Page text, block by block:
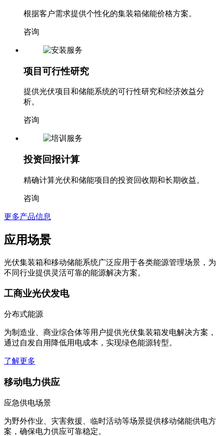
根据客户需求提供个性化的集装箱储能价格方案。
咨询
项目可行性研究
提供光伏项目和储能系统的可行性研究和经济效益分
析。
咨询
投资回报计算
精确计算光伏和储能项目的投资回收期和长期收益。
咨询
更多产品信息
应用场景
光伏集装箱和移动储能系统广泛应用于各类能源管理场景，为
不同行业提供灵活可靠的能源解决方案。
工商业光伏发电
分布式能源
为制造业、商业综合体等用户提供光伏集装箱发电解决方案，
通过自发自用降低用电成本，实现绿色能源转型。
了解更多
移动电力供应
应急供电场景
为野外作业、灾害救援、临时活动等场景提供移动储能供电方
案，确保电力供应可靠稳定。